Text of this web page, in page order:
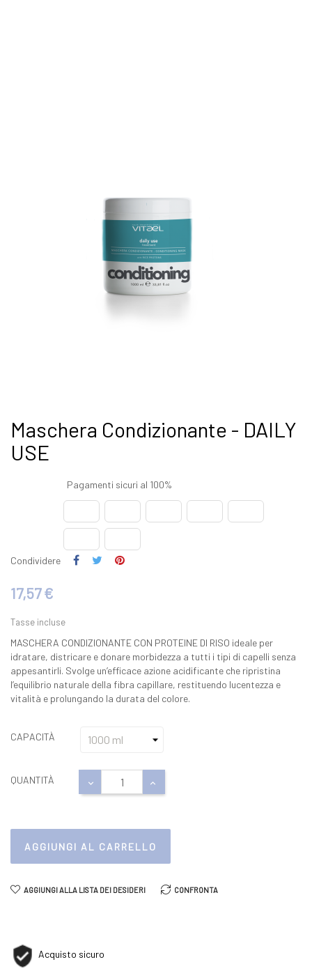
Maschera Condizionante - DAILY
USE
Pagamenti sicuri al 100%
Condividere
17,57 €
Tasse incluse
MASCHERA CONDIZIONANTE CON PROTEINE DI RISO ideale per
idratare, districare e donare morbidezza a tutti i tipi di capelli senza
appesantirli. Svolge un’efficace azione acidificante che ripristina
l’equilibrio naturale della fibra capillare, restituendo lucentezza e
vitalità e prolungando la durata del colore.
CAPACITÀ
QUANTITÀ
AGGIUNGI AL CARRELLO
AGGIUNGI ALLA LISTA DEI DESIDERI CONFRONTA
Acquisto sicuro